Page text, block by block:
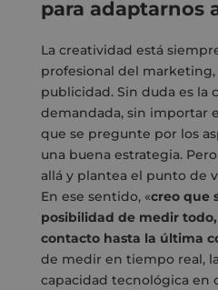
para adaptarnos
La creatividad está
profesional del
publicidad. Sin duda es la
demandada, sin importar
que se pregunte por los
una buena estrategia.
allá y plantea el punto de
En ese sentido, «creo que
posibilidad de medir
contacto hasta la última
de medir en tiempo real,
capacidad tecnológica en